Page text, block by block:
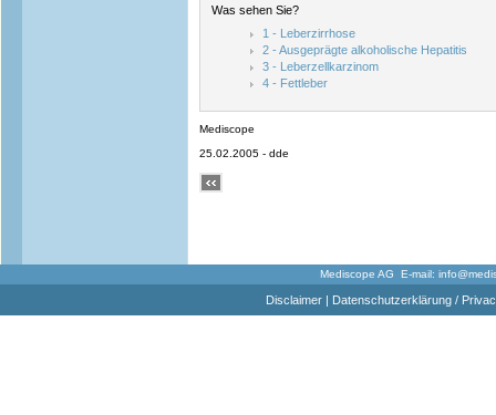
Was sehen Sie?
1 - Leberzirrhose
2 - Ausgeprägte alkoholische Hepatitis
3 - Leberzellkarzinom
4 - Fettleber
Mediscope
25.02.2005 - dde
Mediscope AG E-mail:
Disclaimer| Datenschutzerklärung /